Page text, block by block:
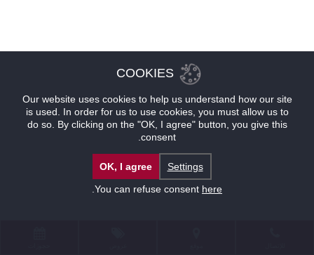
COOKIES
Our website uses cookies to help us understand how our site
is used. In order for us to use cookies, you must allow us to
do so. By clicking on the "OK, I agree" button, you give this
consent.
Settings
OK, I agree
You can refuse consent here
.